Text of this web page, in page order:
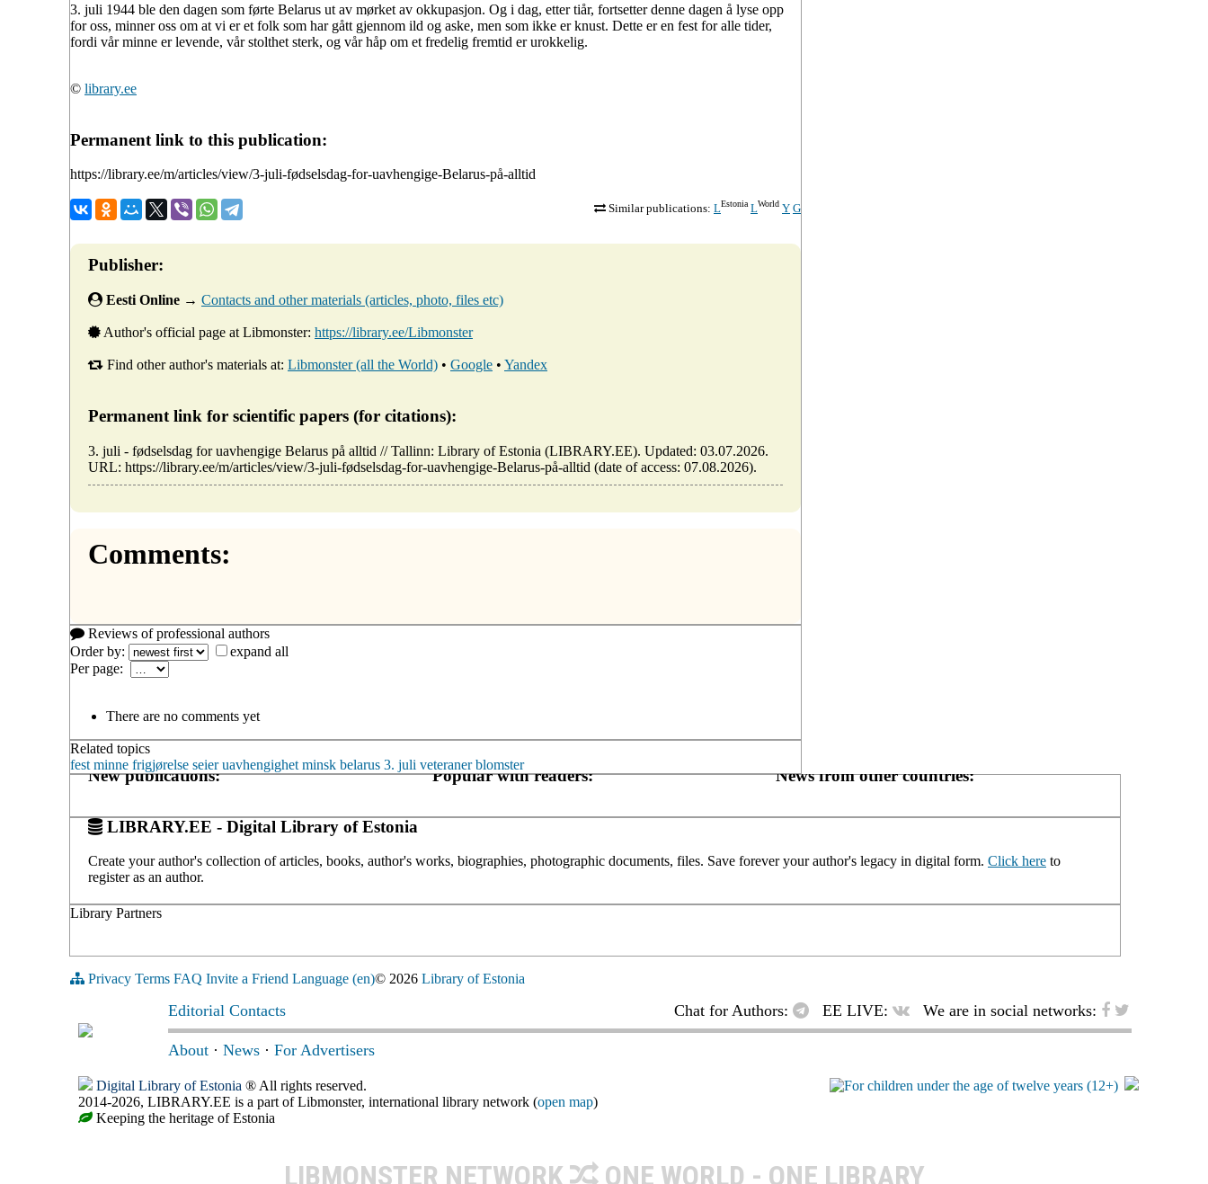
3. juli 1944 ble den dagen som førte Belarus ut av mørket av okkupasjon. Og i dag, etter tiår, fortsetter denne dagen å lyse opp
for oss, minner oss om at vi er et folk som har gått gjennom ild og aske, men som ikke er knust. Dette er en fest for alle tider,
fordi vår minne er levende, vår stolthet sterk, og vår håp om et fredelig fremtid er urokkelig.
© library.ee
Permanent link to this publication:
https://library.ee/m/articles/view/3-juli-fødselsdag-for-uavhengige-Belarus-på-alltid
Similar publications: LEstonia LWorld Y G
Publisher:
Eesti Online → Contacts and other materials (articles, photo, files etc)
Author's official page at Libmonster: https://library.ee/Libmonster
Find other author's materials at: Libmonster (all the World) • Google • Yandex
Permanent link for scientific papers (for citations):
3. juli - fødselsdag for uavhengige Belarus på alltid // Tallinn: Library of Estonia (LIBRARY.EE). Updated: 03.07.2026.
URL: https://library.ee/m/articles/view/3-juli-fødselsdag-for-uavhengige-Belarus-på-alltid (date of access: 07.08.2026).
Comments:
Reviews of professional authors
Order by:
expand all
Per page:
There are no comments yet
Related topics
fest minne frigjørelse seier uavhengighet minsk belarus 3. juli veteraner blomster
New publications: Popular with readers: News from other countries:
LIBRARY.EE - Digital Library of Estonia
Create your author's collection of articles, books, author's works, biographies, photographic documents, files. Save forever your author's legacy in digital form. Click here to
register as an author.
Library Partners
Privacy Terms FAQ Invite a Friend Language (en)© 2026 Library of Estonia
Editorial Contacts Chat for Authors: EE LIVE: We are in social networks:
About · News · For Advertisers
Digital Library of Estonia ® All rights reserved.
2014-2026, LIBRARY.EE is a part of Libmonster, international library network (open map)
Keeping the heritage of Estonia
LIBMONSTER NETWORK ONE WORLD - ONE LIBRARY